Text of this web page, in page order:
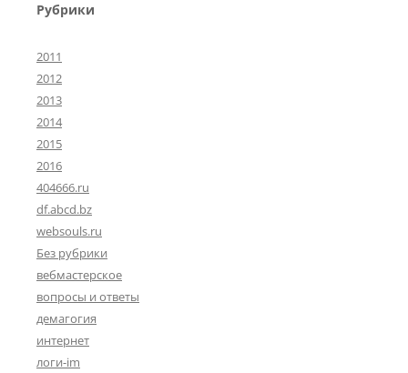
Рубрики
2011
2012
2013
2014
2015
2016
404666.ru
df.abcd.bz
websouls.ru
Без рубрики
вебмастерское
вопросы и ответы
демагогия
интернет
логи-im